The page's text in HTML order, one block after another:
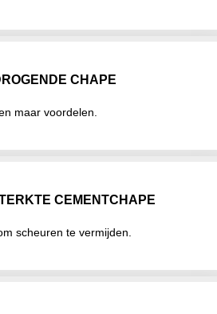
CHAPE
maar voordelen.
CEMENTCHAPE
scheuren te vermijden.